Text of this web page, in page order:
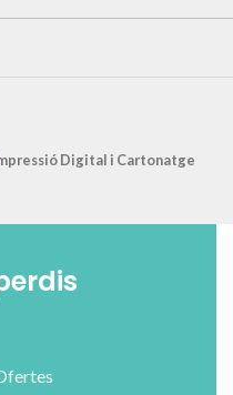
Digital i Cartonatge